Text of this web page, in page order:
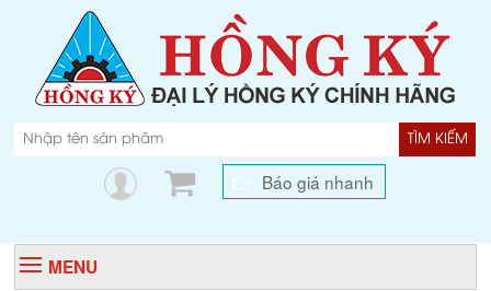
TÌM KIẾM
Báo giá nhanh
MENU